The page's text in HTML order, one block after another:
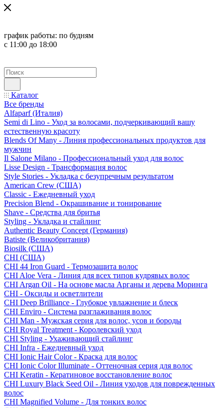
график работы: по будням
с 11:00 до 18:00
Каталог
Все бренды
Alfaparf (Италия)
Semi di Lino - Уход за волосами, подчеркивающий вашу
естественную красоту
Blends Of Many - Линия профессиональных продуктов для
мужчин
Il Salone Milano - Профессиональный уход для волос
Lisse Design - Трансформация волос
Style Stories - Укладка с безупречным результатом
American Crew (США)
Classic - Ежедневный уход
Precision Blend - Окрашивание и тонирование
Shave - Средства для бритья
Styling - Укладка и стайлинг
Authentic Beauty Concept (Германия)
Batiste (Великобритания)
Biosilk (США)
CHI (США)
CHI 44 Iron Guard - Термозащита волос
CHI Aloe Vera - Линия для всех типов кудрявых волос
CHI Argan Oil - На основе масла Арганы и дерева Моринга
CHI - Оксиды и осветлители
CHI Deep Brilliance - Глубокое увлажнение и блеск
CHI Enviro - Система разглаживания волос
CHI Man - Мужская серия для волос, усов и бороды
CHI Royal Treatment - Королевский уход
CHI Styling - Ухаживающий стайлинг
CHI Infra - Ежедневный уход
CHI Ionic Hair Color - Краска для волос
CHI Ionic Color Illuminate - Оттеночная серия для волос
CHI Keratin - Кератиновое восстановление волос
CHI Luxury Black Seed Oil - Линия уходов для поврежденных
волос
CHI Magnified Volume - Для тонких волос